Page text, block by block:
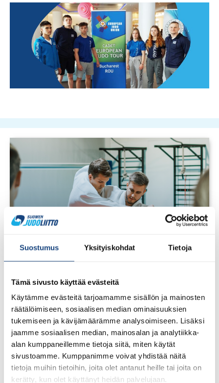
Suostumus Yksityiskohdat Tietoja
Tämä sivusto käyttää evästeitä
Käytämme evästeitä tarjoamamme sisällön ja mainosten
räätälöimiseen, sosiaalisen median ominaisuuksien
tukemiseen ja kävijämäärämme analysoimiseen. Lisäksi
jaamme sosiaalisen median, mainosalan ja analytiikka-
alan kumppaneillemme tietoja siitä, miten käytät
sivustoamme. Kumppanimme voivat yhdistää näitä
tietoja muihin tietoihin, joita olet antanut heille tai joita on
kerätty, kun olet käyttänyt heidän palvelujaan.
28.7.2026
Uudet lisenssit ostettavissa
1.8.2026 alkaen
Voit 1.8.2026 lähtien ostaa Judoliiton lisenssin kaudelle
1.8.2026 – 31.7.2027 Suomisportissa. Uuden kauden